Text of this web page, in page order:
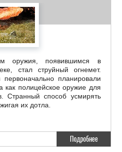
оружия, появившимся в
стал струйный огнемет.
планировали
как полицейское оружие для
Странный способ усмирять
их дотла.
Подробнее